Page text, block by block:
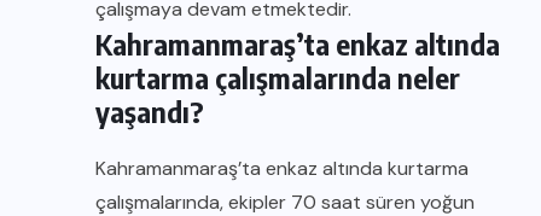
çalışmaya devam etmektedir.
Kahramanmaraş’ta enkaz altında
kurtarma çalışmalarında neler
yaşandı?
Kahramanmaraş’ta enkaz altında kurtarma
çalışmalarında, ekipler 70 saat süren yoğun